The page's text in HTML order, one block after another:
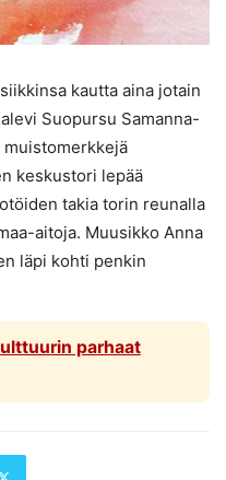
kautta aina jotain
Suopursu Samanna-
muistomerkkejä
keskustori lepää
takia torin reunalla
aitoja. Muusikko Anna
läpi kohti penkin
parhaat